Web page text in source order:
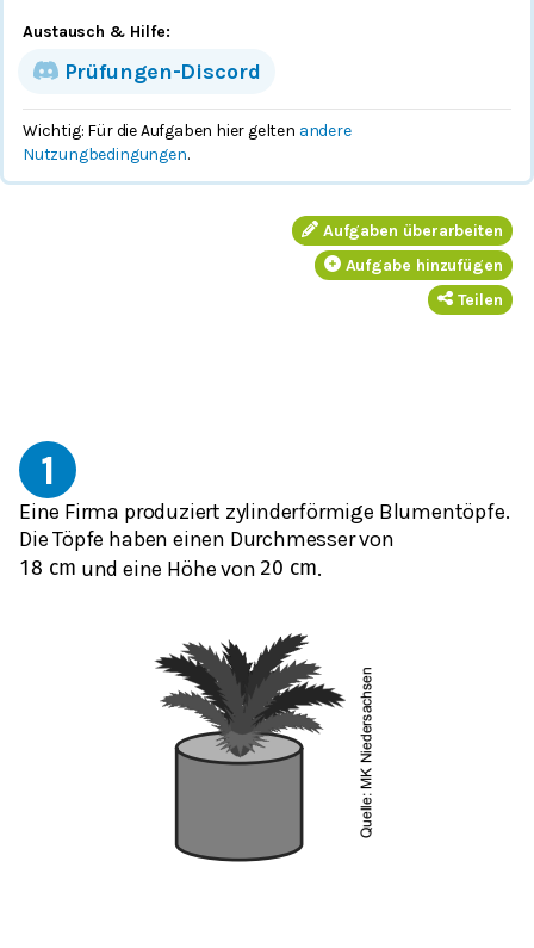
Austausch & Hilfe:
Prüfungen-Discord
Wichtig: Für die Aufgaben hier gelten andere
Nutzungbedingungen.
Aufgaben überarbeiten
Aufgabe hinzufügen
Teilen
1
Eine Firma produziert zylinderförmige Blumentöpfe.
Die Töpfe haben einen Durchmesser von
18 cm und eine Höhe von 20 cm.